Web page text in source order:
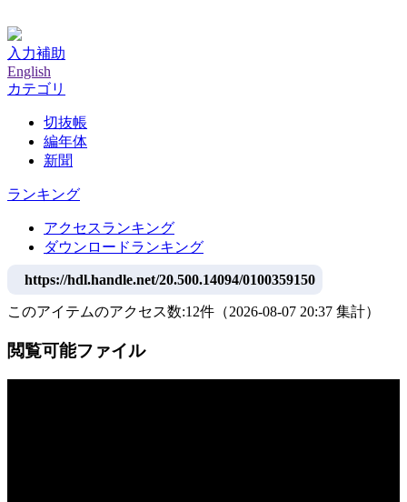
入力補助
English
カテゴリ
切抜帳
編年体
新聞
ランキング
アクセスランキング
ダウンロードランキング
https://hdl.handle.net/20.500.14094/0100359150
このアイテムのアクセス数:12件 （2026-08-07 20:37 集計）
閲覧可能ファイル